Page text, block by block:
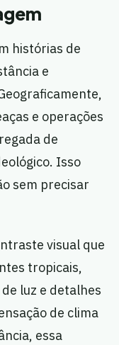
histórias de
e
e operações
de
Isso
sem precisar
visual que
tropicais,
luz e detalhes
de clima
essa